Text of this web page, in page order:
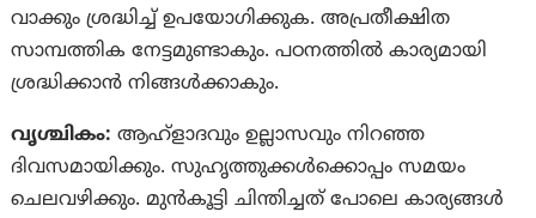
വാക്കും ശ്രദ്ധിച്ച് ഉപയോഗിക്കുക. അപ്രതീക്ഷിത
സാമ്പത്തിക നേട്ടമുണ്ടാകും. പഠനത്തില്‍ കാര്യമായി
ശ്രദ്ധിക്കാന്‍ നിങ്ങള്‍ക്കാകും.
വൃശ്ചികം: ആഹ്‌ളാദവും ഉല്ലാസവും നിറഞ്ഞ
ദിവസമായിക്കും. സുഹൃത്തുക്കൾക്കൊപ്പം സമയം
ചെലവഴിക്കും. മുൻകൂട്ടി ചിന്തിച്ചത് പോലെ കാര്യങ്ങൾ